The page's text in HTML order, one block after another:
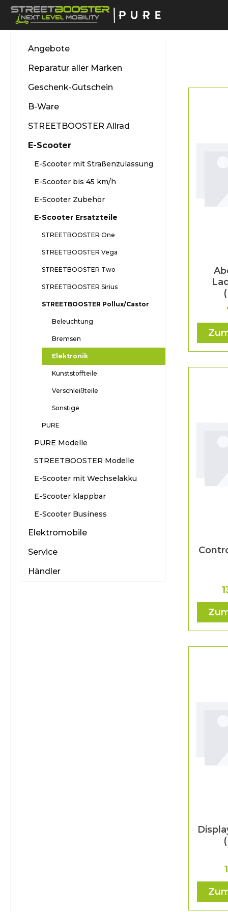
Zur Hauptnavigation springen
Angebote
Reparatur aller Marken
Geschenk-Gutschein
B-Ware
STREETBOOSTER Allrad
E-Scooter
E-Scooter mit Straßenzulassung
E-Scooter bis 45 km/h
E-Scooter Zubehör
E-Scooter Ersatzteile
STREETBOOSTER One
STREETBOOSTER Vega
STREETBOOSTER Two
STREETBOOSTER Sirius
STREETBOOSTER Pollux/Castor
Beleuchtung
Bremsen
Elektronik
Kunststoffteile
Verschleißteile
Sonstige
PURE
PURE Modelle
STREETBOOSTER Modelle
E-Scooter mit Wechselakku
E-Scooter klappbar
E-Scooter Business
Elektromobile
Service
Händler